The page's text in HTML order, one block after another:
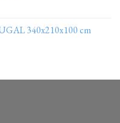
340x210x100 cm